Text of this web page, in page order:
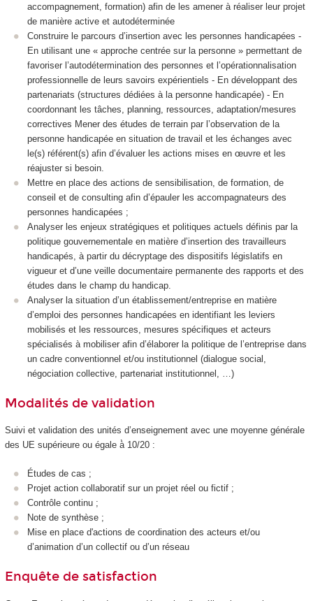
accompagnement, formation) afin de les amener à réaliser leur projet
de manière active et autodéterminée
Construire le parcours d’insertion avec les personnes handicapées -
En utilisant une « approche centrée sur la personne » permettant de
favoriser l’autodétermination des personnes et l’opérationnalisation
professionnelle de leurs savoirs expérientiels - En développant des
partenariats (structures dédiées à la personne handicapée) - En
coordonnant les tâches, planning, ressources, adaptation/mesures
correctives Mener des études de terrain par l’observation de la
personne handicapée en situation de travail et les échanges avec
le(s) référent(s) afin d’évaluer les actions mises en œuvre et les
réajuster si besoin.
Mettre en place des actions de sensibilisation, de formation, de
conseil et de consulting afin d’épauler les accompagnateurs des
personnes handicapées ;
Analyser les enjeux stratégiques et politiques actuels définis par la
politique gouvernementale en matière d’insertion des travailleurs
handicapés, à partir du décryptage des dispositifs législatifs en
vigueur et d’une veille documentaire permanente des rapports et des
études dans le champ du handicap.
Analyser la situation d’un établissement/entreprise en matière
d’emploi des personnes handicapées en identifiant les leviers
mobilisés et les ressources, mesures spécifiques et acteurs
spécialisés à mobiliser afin d’élaborer la politique de l’entreprise dans
un cadre conventionnel et/ou institutionnel (dialogue social,
négociation collective, partenariat institutionnel, …)
Modalités de validation
Suivi et validation des unités d’enseignement avec une moyenne générale
des UE supérieure ou égale à̀ 10/20 :
Études de cas ;
Projet action collaboratif sur un projet réel ou fictif ;
Contrôle continu ;
Note de synthèse ;
Mise en place d'actions de coordination des acteurs et/ou
d’animation d’un collectif ou d’un réseau
Enquête de satisfaction